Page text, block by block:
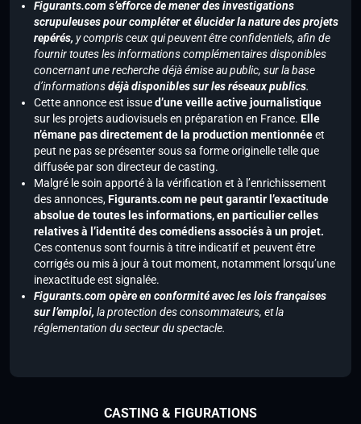
Figurants.com s’efforce de mener des investigations
scrupuleuses pour compléter et élucider la nature des projets
repérés, y compris ceux qui peuvent être confidentiels, afin de
fournir toutes les informations complémentaires disponibles
concernant une recherche déjà émise au public, sur la base
d’informationsdéjà disponibles sur les réseaux publics.
Cette annonce est issued’une veille active journalistique
sur les projets audiovisuels en préparation en France. Elle
n’émane pas directement de la production mentionnéeet
peut ne pas se présenter sous sa forme originelle telle que
diffusée par son directeur de casting.
Malgré le soin apporté à la vérification et à l’enrichissement
des annonces,Figurants.com ne peut garantir l’exactitude
absolue de toutes les informations, en particulier celles
relatives à l’identité des comédiens associés à un projet.
Ces contenus sont fournis à titre indicatif et peuvent être
corrigés ou mis à jour à tout moment, notamment lorsqu’une
inexactitude est signalée.
Figurants.com opère en conformité avec les lois françaises
sur l’emploi, la protection des consommateurs, et la
réglementation du secteur du spectacle.
CASTING & FIGURATIONS